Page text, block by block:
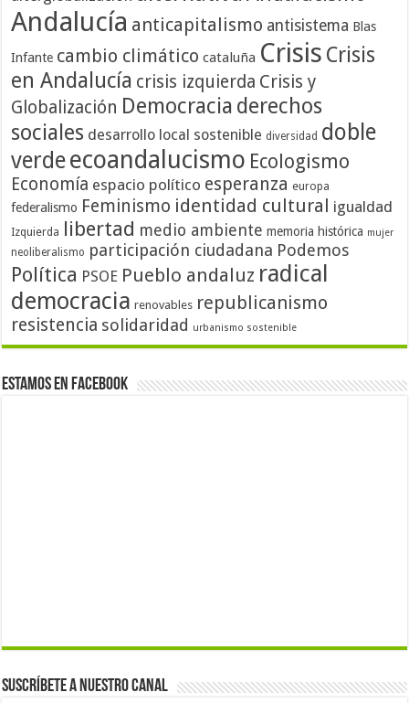
Andalucía anticapitalismo antisistema Blas
Infante cambio climático cataluña Crisis Crisis
en Andalucía crisis izquierda Crisis y
Globalización Democracia derechos
sociales desarrollo local sostenible diversidad doble
verdeecoandalucismo Ecologismo
Economía espacio político esperanza europa
federalismo Feminismo identidad cultural igualdad
Izquierda libertad medio ambiente memoria histórica mujer
neoliberalismo participación ciudadana Podemos
Política PSOE Pueblo andaluz radical
democracia renovables republicanismo
resistencia solidaridad urbanismo sostenible
Estamos en Facebook
Suscríbete a nuestro canal